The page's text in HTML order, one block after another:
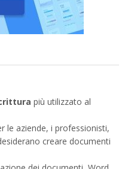
più utilizzato al
le aziende, i professionisti,
creare documenti